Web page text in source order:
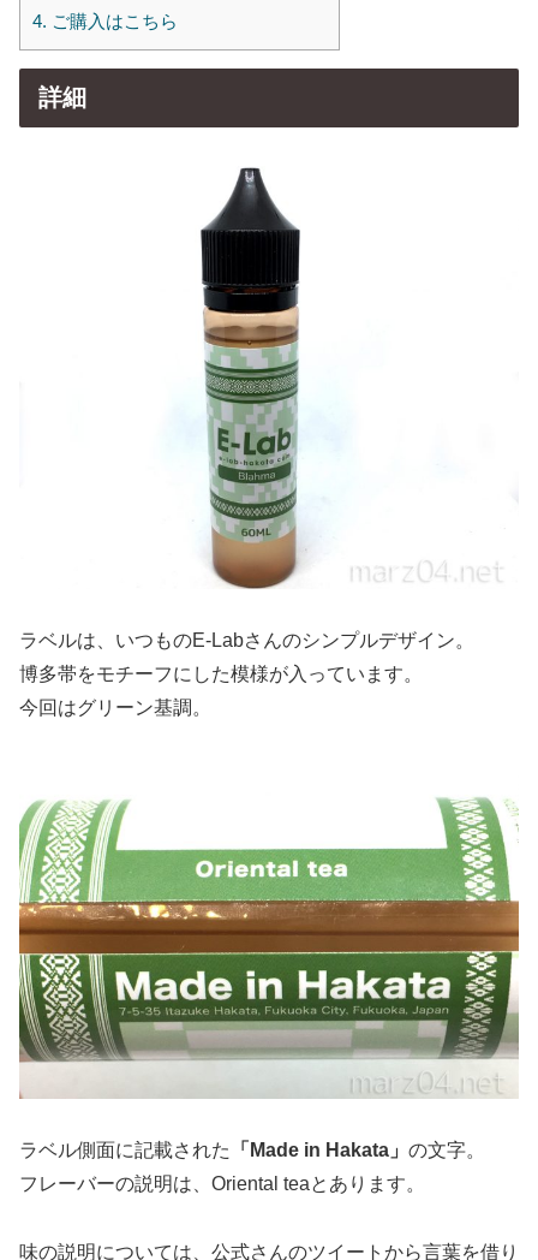
4. ご購入はこちら
詳細
ラベルは、いつものE-Labさんのシンプルデザイン。
博多帯をモチーフにした模様が入っています。
今回はグリーン基調。
ラベル側面に記載された 「Made in Hakata」 の文字。
フレーバーの説明は、Oriental teaとあります。
味の説明については、公式さんのツイートから言葉を借り